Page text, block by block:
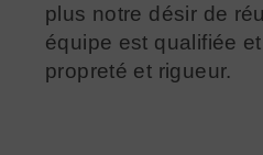
plus notre désir de
équipe est qualifiée
propreté et rigueur.